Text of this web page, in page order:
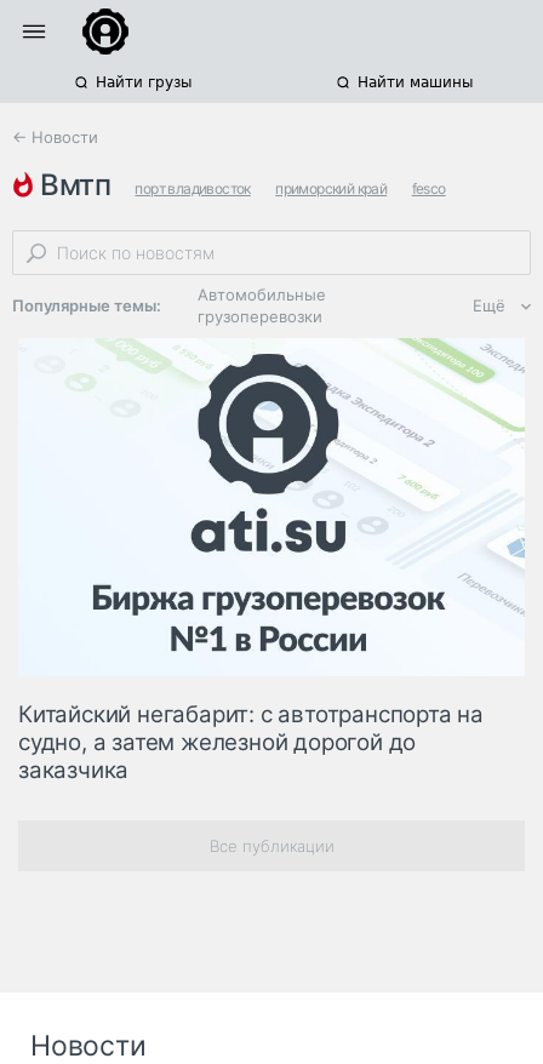
Найти грузы Найти машины
← Новости
вмтп порт владивосток приморский край fesco
Популярные темы:
Автомобильные
грузоперевозки
Региональная
логистика
ЭДО, ИТ в
логистике
Дороги,
инфраструктура
Логистика, грузы
Негабаритные и
опасные грузы
Безопасность и
Таможня и ВЭД
Коммерческий
транспорт
Ещё
Китайский негабарит: с автотранспорта на
судно, а затем железной дорогой до
заказчика
Все публикации
Новости